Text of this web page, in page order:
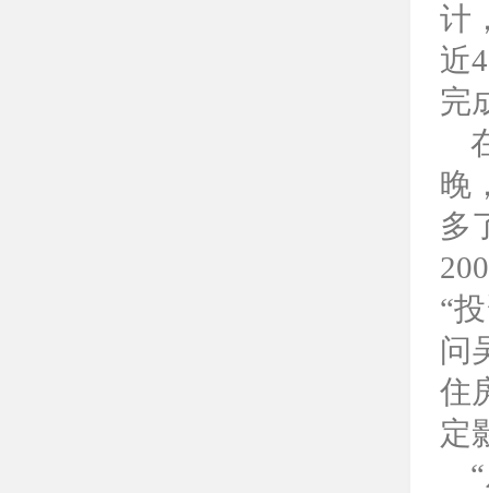
计
近
完
晚
多
“
问
住
定